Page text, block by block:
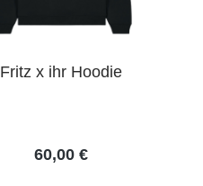
Fritz x ihr Hoodie
60,00 €